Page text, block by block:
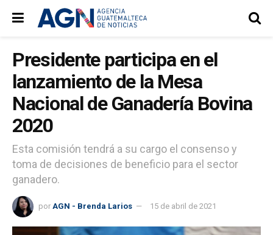
Presidente participa en el
lanzamiento de la Mesa
Nacional de Ganadería Bovina
2020
Esta comisión tendrá a su cargo el consenso y
toma de decisiones de beneficio para el sector
ganadero.
por AGN - Brenda Larios 15 de abril de 2021